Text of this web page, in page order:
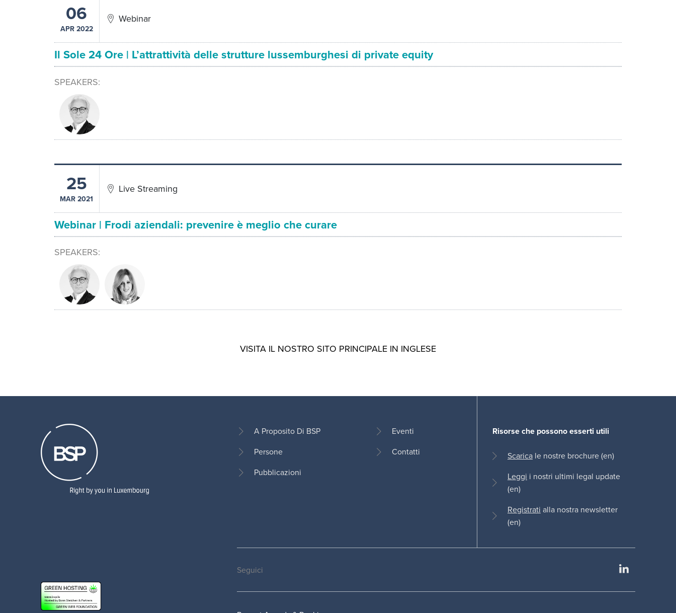
06
APR 2022
Webinar
Il Sole 24 Ore | L’attrattività delle strutture lussemburghesi di private equity
SPEAKERS
25
MAR 2021
Live Streaming
Webinar | Frodi aziendali: prevenire è meglio che curare
SPEAKERS
VISITA IL NOSTRO SITO PRINCIPALE IN INGLESE
Footer
A Proposito Di BSP
Persone
Pubblicazioni
Eventi
Contatti
Risorse che possono esserti utili
Scarica le nostre brochure (en)
Leggi i nostri ultimi legal update
(en)
Registrati alla nostra newsletter
(en)
Social
medias
Seguici